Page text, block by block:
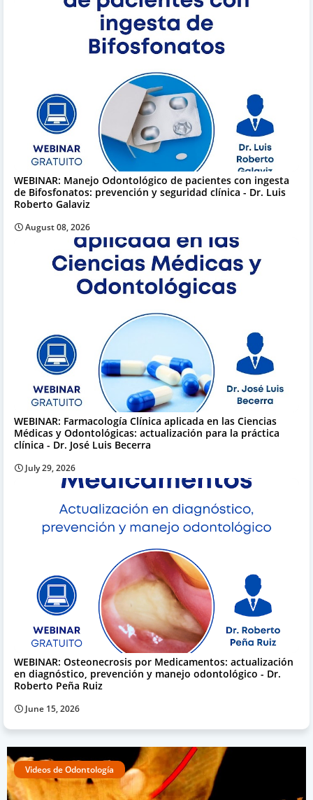
WEBINAR: Manejo Odontológico de pacientes con ingesta
de Bifosfonatos: prevención y seguridad clínica - Dr. Luis
Roberto Galaviz
August 08, 2026
WEBINAR: Farmacología Clínica aplicada en las Ciencias
Médicas y Odontológicas: actualización para la práctica
clínica - Dr. José Luis Becerra
July 29, 2026
WEBINAR: Osteonecrosis por Medicamentos: actualización
en diagnóstico, prevención y manejo odontológico - Dr.
Roberto Peña Ruiz
June 15, 2026
Videos de Odontología